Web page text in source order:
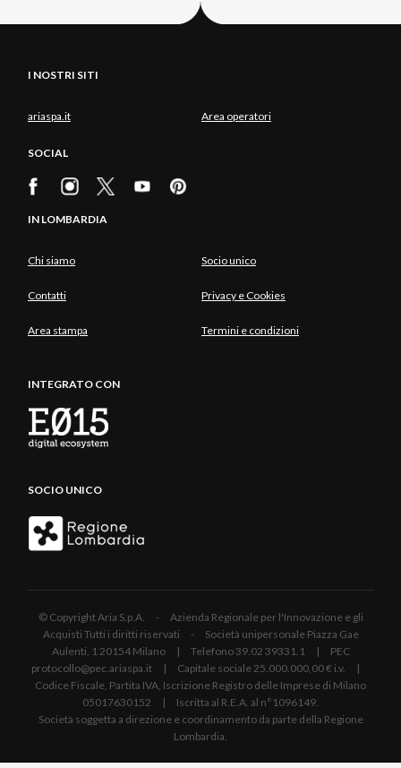
I NOSTRI SITI
ariaspa.it Area operatori
SOCIAL
IN LOMBARDIA
Chi siamo Socio unico
Contatti Privacy e Cookies
Area stampa Termini e condizioni
INTEGRATO CON
SOCIO UNICO
© Copyright Aria S.p.A. - Azienda Regionale per l'Innovazione e gli
Acquisti Tutti i diritti riservati - Società unipersonale Piazza Gae
Aulenti, 1 20154 Milano | Telefono 39.02 39331.1 | PEC
protocollo@pec.ariaspa.it | Capitale sociale 25.000.000,00 € i.v. |
Codice Fiscale, Partita IVA, Iscrizione Registro delle Imprese di Milano
05017630152 | Iscritta al R.E.A. al n°1096149.
Società soggetta a direzione e coordinamento da parte della Regione
Lombardia.